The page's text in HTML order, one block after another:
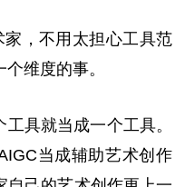
，不用太担心工具范
维度的事。
具就当成一个工具。
当成辅助艺术创作